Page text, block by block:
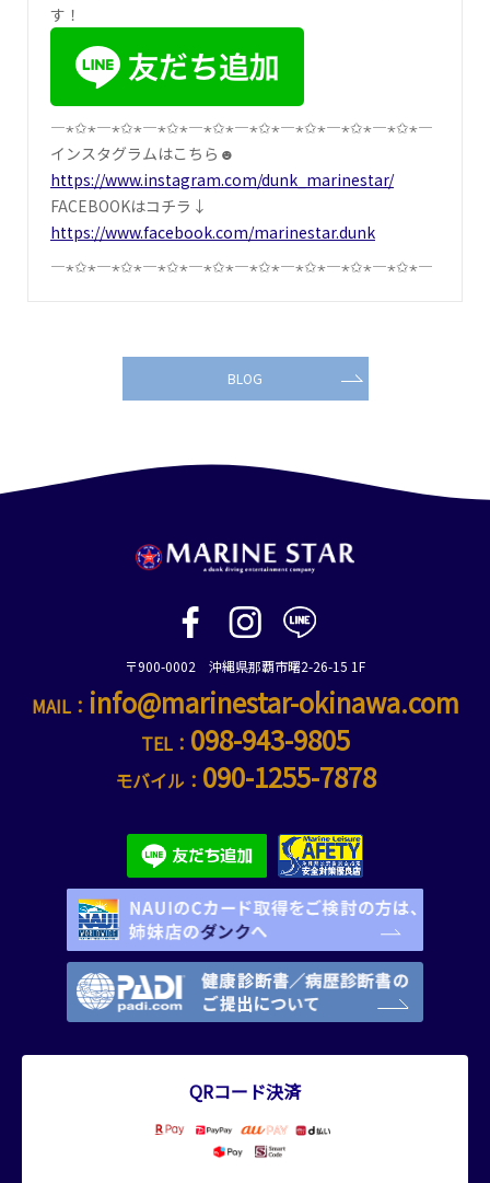
す！
―⋆✩⋆―⋆✩⋆―⋆✩⋆―⋆✩⋆―⋆✩⋆―⋆✩⋆―⋆✩⋆―⋆✩⋆―
インスタグラムはこちら☻
https://www.instagram.com/dunk_marinestar/
FACEBOOKはコチラ↓
https://www.facebook.com/marinestar.dunk
―⋆✩⋆―⋆✩⋆―⋆✩⋆―⋆✩⋆―⋆✩⋆―⋆✩⋆―⋆✩⋆―⋆✩⋆―
BLOG
〒900-0002 沖縄県那覇市曙2-26-15 1F
MAIL： info@marinestar-okinawa.com
TEL： 098-943-9805
モバイル： 090-1255-7878
QRコード決済